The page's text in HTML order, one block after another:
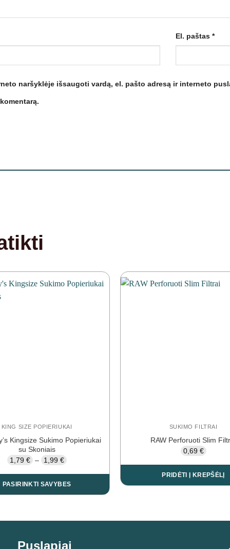
El. paštas *
naršyklėje išsaugoti vardą, el. pašto adresą ir interneto
KING SIZE POPIERIUKAI
Kingsize Sukimo Popieriukai
su Skoniais
1,79 € – 1,99 €
1,79 €
through
1,99 €
PASIRINKTI SAVYBES
has
variants.
SUKIMO FILTRAI
RAW Perforuoti Slim
0,69 €
PRIDĖTI Į KREPŠĖLĮ
Puslapiai